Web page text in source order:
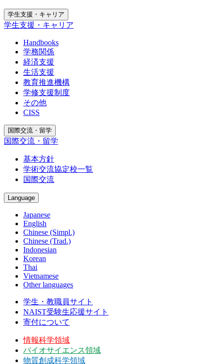
学生支援・キャリア
学生支援・キャリア
Handbooks
学務関係
経済支援
生活支援
教育推進機構
学修支援制度
その他
CISS
国際交流・留学
国際交流・留学
基本方針
学術交流協定校一覧
国際交流
Language
Japanese
English
Chinese (Simpl.)
Chinese (Trad.)
Indonesian
Korean
Thai
Vietnamese
Other languages
学生・教職員サイト
NAIST受験生応援サイト
寄付について
情報科学領域
バイオサイエンス領域
物質創成科学領域